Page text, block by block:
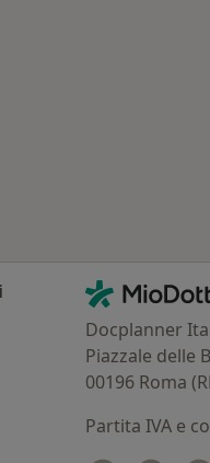
Contatti
MioDottore -
Docplanner
Piazzale delle
00196 Roma
Partita IVA e